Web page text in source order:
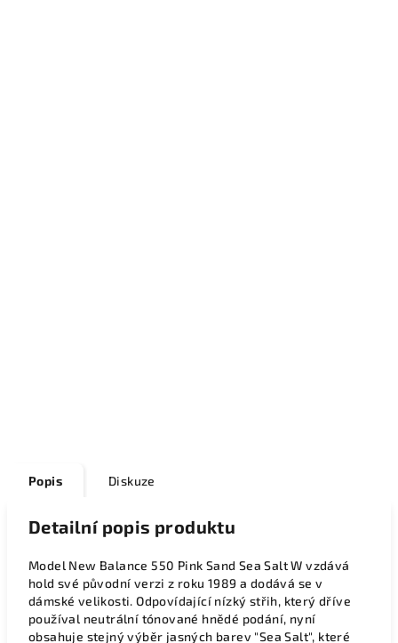
Popis Diskuze
Detailní popis produktu
Model New Balance 550 Pink Sand Sea Salt W vzdává
hold své původní verzi z roku 1989 a dodává se v
dámské velikosti. Odpovídající nízký střih, který dříve
používal neutrální tónované hnědé podání, nyní
obsahuje stejný výběr jasných barev "Sea Salt", které